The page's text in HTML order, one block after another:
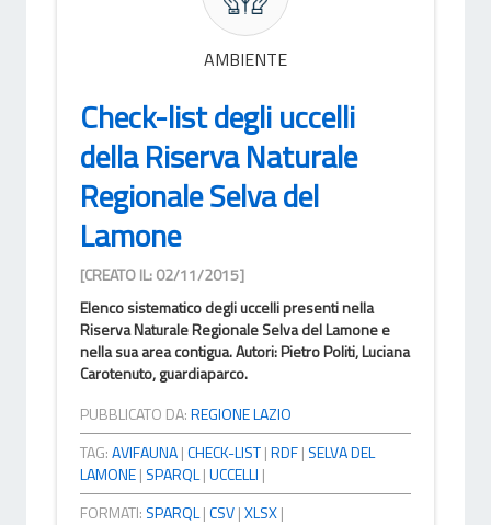
AMBIENTE
Check-list degli uccelli
della Riserva Naturale
Regionale Selva del
Lamone
[CREATO IL: 02/11/2015]
Elenco sistematico degli uccelli presenti nella
Riserva Naturale Regionale Selva del Lamone e
nella sua area contigua. Autori: Pietro Politi, Luciana
Carotenuto, guardiaparco.
PUBBLICATO DA:REGIONE LAZIO
TAG:AVIFAUNA|CHECK-LIST|RDF| SELVA DEL
LAMONE| SPARQL|UCCELLI |
FORMATI: SPARQL|CSV|XLSX|